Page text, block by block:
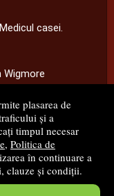
plasarea de
și a
timpul necesar
, Politica de
în continuare a
clauze și condiții.
casei.
Wigmore
S.R.L.
Soft